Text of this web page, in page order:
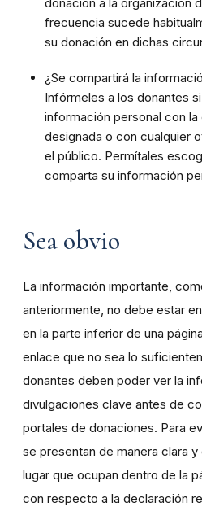
frecuencia sucede
su donación en dichas
¿Se compartirá la
Infórmeles a los donantes
información personal con
designada o con cualquier
el público. Permítales
comparta su información
Sea obvio
La información importante,
anteriormente, no debe estar
en la parte inferior de una
enlace que no sea lo
donantes deben poder ver la
divulgaciones clave antes de
portales de donaciones. Para
se presentan de manera clara
lugar que ocupan dentro de la
con respecto a la declaración